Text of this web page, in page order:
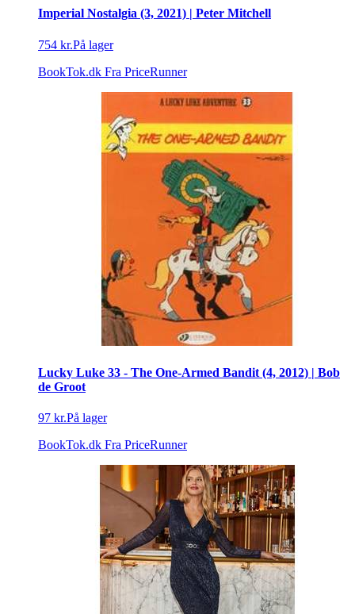
Imperial Nostalgia (3, 2021) | Peter Mitchell
754 kr.På lager
BookTok.dk Fra PriceRunner
Lucky Luke 33 - The One-Armed Bandit (4, 2012) | Bob
de Groot
97 kr.På lager
BookTok.dk Fra PriceRunner